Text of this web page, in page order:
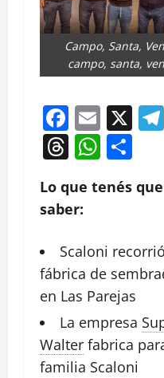
Campo, Santa,
campo, santa,
Email
X
Threads
Lo que tenés que
saber:
Scaloni
fábrica de
en Las Parejas
La empresa
Walter fabrica
familia Scaloni